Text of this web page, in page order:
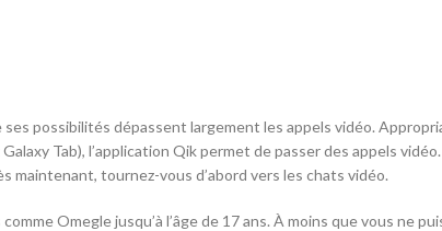
possibilités dépassent largement les appels vidéo.
Tab), l’application Qik permet de passer des appels
maintenant, tournez-vous d’abord vers les chats vidéo.
Omegle jusqu’à l’âge de 17 ans. À moins que vous ne